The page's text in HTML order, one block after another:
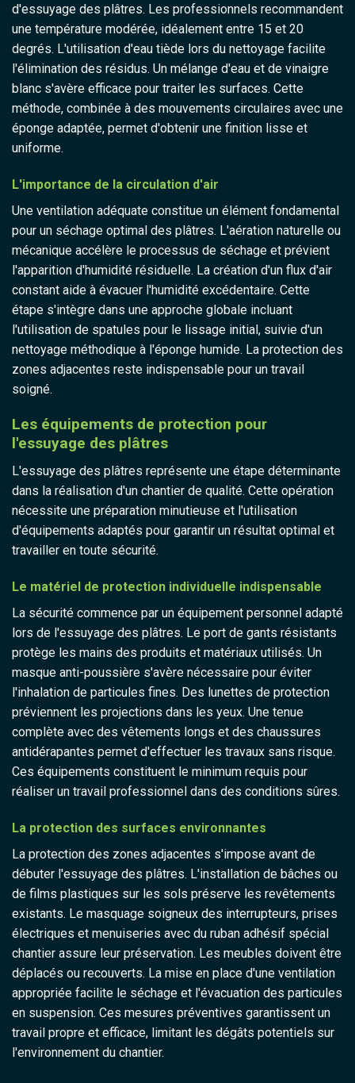
d'essuyage des plâtres. Les professionnels recommandent
une température modérée, idéalement entre 15 et 20
degrés. L'utilisation d'eau tiède lors du nettoyage facilite
l'élimination des résidus. Un mélange d'eau et de vinaigre
blanc s'avère efficace pour traiter les surfaces. Cette
méthode, combinée à des mouvements circulaires avec une
éponge adaptée, permet d'obtenir une finition lisse et
uniforme.
L'importance de la circulation d'air
Une ventilation adéquate constitue un élément fondamental
pour un séchage optimal des plâtres. L'aération naturelle ou
mécanique accélère le processus de séchage et prévient
l'apparition d'humidité résiduelle. La création d'un flux d'air
constant aide à évacuer l'humidité excédentaire. Cette
étape s'intègre dans une approche globale incluant
l'utilisation de spatules pour le lissage initial, suivie d'un
nettoyage méthodique à l'éponge humide. La protection des
zones adjacentes reste indispensable pour un travail
soigné.
Les équipements de protection pour
l'essuyage des plâtres
L'essuyage des plâtres représente une étape déterminante
dans la réalisation d'un chantier de qualité. Cette opération
nécessite une préparation minutieuse et l'utilisation
d'équipements adaptés pour garantir un résultat optimal et
travailler en toute sécurité.
Le matériel de protection individuelle indispensable
La sécurité commence par un équipement personnel adapté
lors de l'essuyage des plâtres. Le port de gants résistants
protège les mains des produits et matériaux utilisés. Un
masque anti-poussière s'avère nécessaire pour éviter
l'inhalation de particules fines. Des lunettes de protection
préviennent les projections dans les yeux. Une tenue
complète avec des vêtements longs et des chaussures
antidérapantes permet d'effectuer les travaux sans risque.
Ces équipements constituent le minimum requis pour
réaliser un travail professionnel dans des conditions sûres.
La protection des surfaces environnantes
La protection des zones adjacentes s'impose avant de
débuter l'essuyage des plâtres. L'installation de bâches ou
de films plastiques sur les sols préserve les revêtements
existants. Le masquage soigneux des interrupteurs, prises
électriques et menuiseries avec du ruban adhésif spécial
chantier assure leur préservation. Les meubles doivent être
déplacés ou recouverts. La mise en place d'une ventilation
appropriée facilite le séchage et l'évacuation des particules
en suspension. Ces mesures préventives garantissent un
travail propre et efficace, limitant les dégâts potentiels sur
l'environnement du chantier.